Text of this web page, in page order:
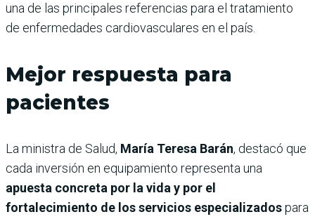
una de las principales referencias para el tratamiento
de enfermedades cardiovasculares en el país.
Mejor respuesta para
pacientes
La ministra de Salud, María Teresa Barán, destacó que
cada inversión en equipamiento representa una
apuesta concreta por la vida y por el
fortalecimiento de los servicios especializadospara